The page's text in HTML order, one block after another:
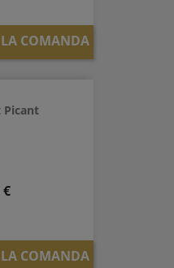
COMANDA
Picant
COMANDA